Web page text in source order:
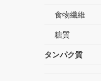
食物繊維
糖質
タンパク質